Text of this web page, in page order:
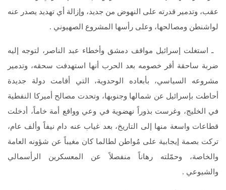
عقب، وتدمير قدرته على النهوض من جديد، وإزالة أي تهديد يصدر عنه
لواشنطن ومصالحها، وعلى رأسها المشروع الصهيوني .
ـ استغلت إسرائيل مواقف دمشق وأخطاء عبد الناصر، لتوجه إليه
ضربة ساحقة أقر خصومه بعد الحرب أنها استهدفت سحقه، وتدمير
مشروعه السياسي، بأبعاده الوحدوية، التي أقامت دولة جديدة
أحاطت بإسرائيل عن شمالها وجنوبها، وتحدت مصالح أميركا النفطية
في الخليج، وغرست بذوراً نهضوية في وعي وواقع أمة خاماً، أدخلت
قطاعات واسعة منها إلى التاريخ، بعد غياب عنه دام نيفاً وألف عام،
تركت بصمة إيجابية على مُواطن لطالما كان مغيباً عن شؤونه العامة
والخاصة، وحمّلته رهاناً منفصلاً عن المعسكرين الرأسمالي
والشيوعي .